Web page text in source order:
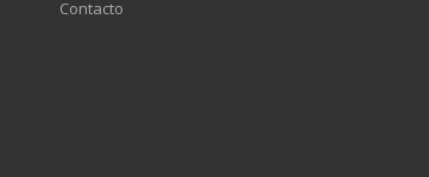
Contacto